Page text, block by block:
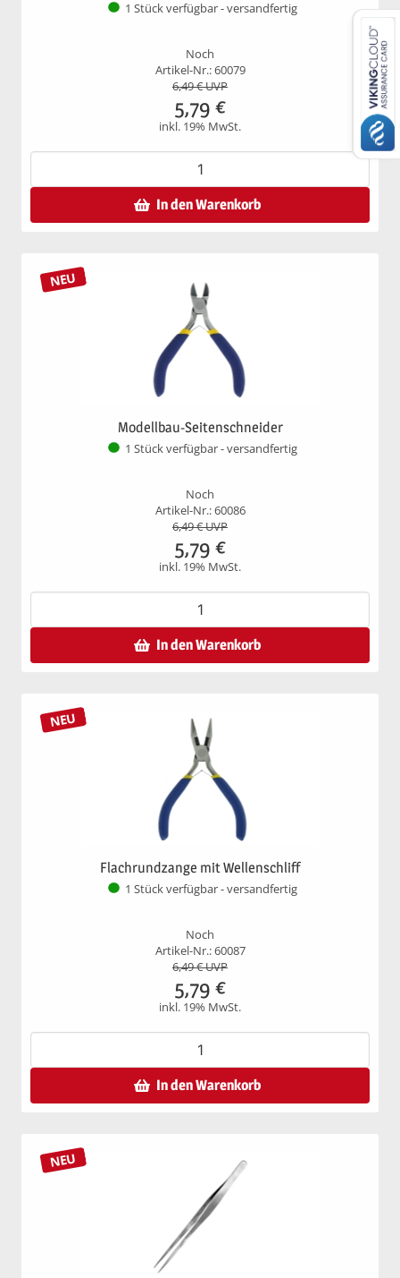
1 Stück verfügbar - versandfertig
Noch
Artikel-Nr.: 60079
6,49€ UVP
5,79 €
inkl. 19% MwSt.
In den Warenkorb
NEU
Modellbau-Seitenschneider
1 Stück verfügbar - versandfertig
Noch
Artikel-Nr.: 60086
6,49€ UVP
5,79 €
inkl. 19% MwSt.
In den Warenkorb
NEU
Flachrundzange mit Wellenschliff
1 Stück verfügbar - versandfertig
Noch
Artikel-Nr.: 60087
6,49€ UVP
5,79 €
inkl. 19% MwSt.
In den Warenkorb
NEU